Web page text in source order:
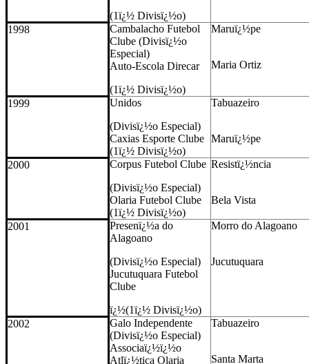
(1ï¿½ Divisï¿½o)
1998
Cambalacho Futebol
Clube (Divisï¿½o
Especial)
Auto-Escola Direcar
(1ï¿½ Divisï¿½o)
Maruï¿½pe
Maria Ortiz
1999
Unidos
(Divisï¿½o Especial)
Caxias Esporte Clube
(1ï¿½ Divisï¿½o)
Tabuazeiro
Maruï¿½pe
2000
Corpus Futebol Clube
(Divisï¿½o Especial)
Olaria Futebol Clube
(1ï¿½ Divisï¿½o)
Resistï¿½ncia
Bela Vista
2001
Presenï¿½a do
Alagoano
(Divisï¿½o Especial)
Jucutuquara Futebol
Clube
ï¿½(1ï¿½ Divisï¿½o)
Morro do Alagoano
Jucutuquara
2002
Galo Independente
(Divisï¿½o Especial)
Associaï¿½ï¿½o
Atlï¿½tica Olaria
Tabuazeiro
Santa Marta